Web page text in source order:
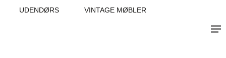
UDENDØRS VINTAGE MØBLER